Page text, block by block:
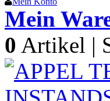
Mein
0 Artikel |